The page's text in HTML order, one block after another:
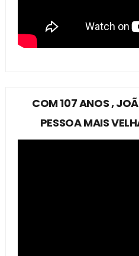
COM 107 ANOS ,
PESSOA MAIS